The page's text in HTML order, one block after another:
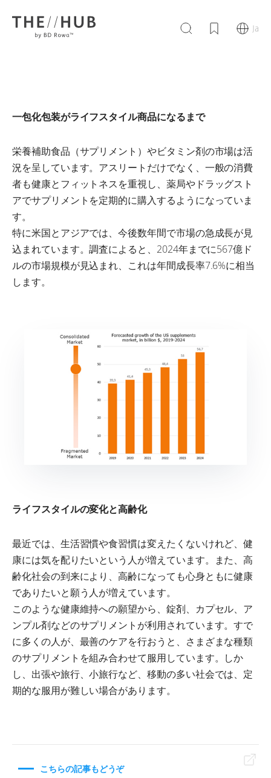
Ja
一包化包装がライフスタイル商品になるまで
栄養補助食品（サプリメント）やビタミン剤の市場は活
況を呈しています。アスリートだけでなく、一般の消費
者も健康とフィットネスを重視し、薬局やドラッグスト
アでサプリメントを定期的に購入するようになっていま
す。
特に米国とアジアでは、今後数年間で市場の急成長が見
込まれています。調査によると、2024年までに567億ド
ルの市場規模が見込まれ、これは年間成長率7.6%に相当
します。
ライフスタイルの変化と高齢化
最近では、生活習慣や食習慣は変えたくないけれど、健
康には気を配りたいという人が増えています。また、高
齢化社会の到来により、高齢になっても心身ともに健康
でありたいと願う人が増えています。
このような健康維持への願望から、錠剤、カプセル、ア
ンプル剤などのサプリメントが利用されています。すで
に多くの人が、最善のケアを行おうと、さまざまな種類
のサプリメントを組み合わせて服用しています。しか
し、出張や旅行、小旅行など、移動の多い社会では、定
期的な服用が難しい場合があります。
こちらの記事もどうぞ